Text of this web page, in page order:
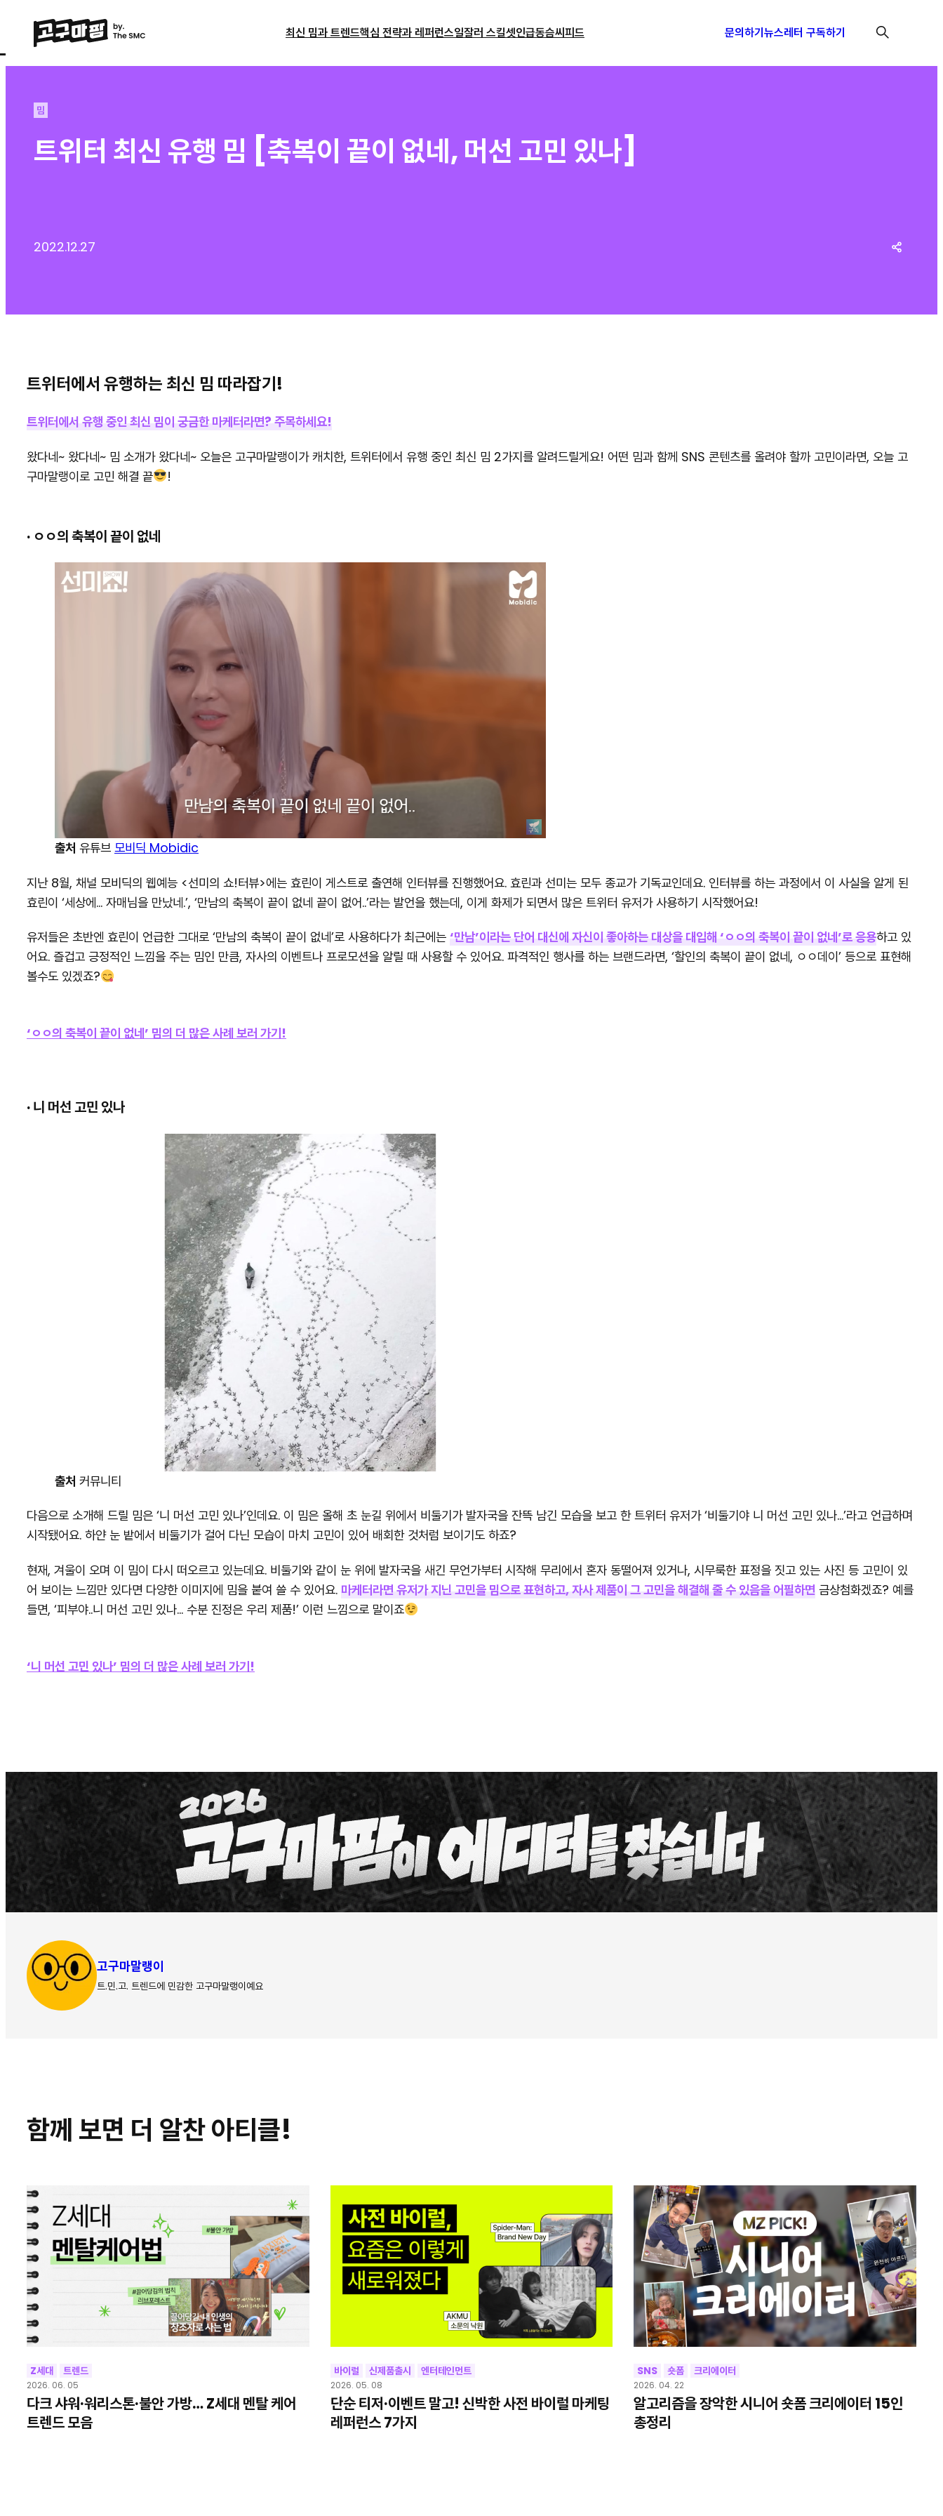
최신 밈과 트렌드핵심 전략과 레퍼런스일잘러 스킬셋인급동슴씨피드 문의하기뉴스레터 구독하기
밈
트위터 최신 유행 밈 [축복이 끝이 없네, 머선 고민 있나]
2022.12.27
트위터에서 유행하는 최신 밈 따라잡기!
트위터에서 유행 중인 최신 밈이 궁금한 마케터라면? 주목하세요!
왔다네~ 왔다네~ 밈 소개가 왔다네~ 오늘은 고구마말랭이가 캐치한, 트위터에서 유행 중인 최신 밈 2가지를 알려드릴게요! 어떤 밈과 함께 SNS 콘텐츠를 올려야 할까 고민이라면, 오늘 고
구마말랭이로 고민 해결 끝
!
· ㅇㅇ의 축복이 끝이 없네
출처 유튜브 모비딕 Mobidic
지난 8월, 채널 모비딕의 웹예능 <선미의 쇼!터뷰>에는 효린이 게스트로 출연해 인터뷰를 진행했어요. 효린과 선미는 모두 종교가 기독교인데요. 인터뷰를 하는 과정에서 이 사실을 알게 된
효린이 ‘세상에… 자매님을 만났네.’, ‘만남의 축복이 끝이 없네 끝이 없어..’라는 발언을 했는데, 이게 화제가 되면서 많은 트위터 유저가 사용하기 시작했어요!
유저들은 초반엔 효린이 언급한 그대로 ‘만남의 축복이 끝이 없네’로 사용하다가 최근에는 ‘만남’이라는 단어 대신에 자신이 좋아하는 대상을 대입해 ‘ㅇㅇ의 축복이 끝이 없네’로 응용하고 있
어요. 즐겁고 긍정적인 느낌을 주는 밈인 만큼, 자사의 이벤트나 프로모션을 알릴 때 사용할 수 있어요. 파격적인 행사를 하는 브랜드라면, ‘할인의 축복이 끝이 없네, ㅇㅇ데이’ 등으로 표현해
볼수도 있겠죠?
‘ㅇㅇ의 축복이 끝이 없네’ 밈의 더 많은 사례 보러 가기!
· 니 머선 고민 있나
출처 커뮤니티
다음으로 소개해 드릴 밈은 ‘니 머선 고민 있나’인데요. 이 밈은 올해 초 눈길 위에서 비둘기가 발자국을 잔뜩 남긴 모습을 보고 한 트위터 유저가 ‘비둘기야 니 머선 고민 있나…’라고 언급하며
시작됐어요. 하얀 눈 밭에서 비둘기가 걸어 다닌 모습이 마치 고민이 있어 배회한 것처럼 보이기도 하죠?
현재, 겨울이 오며 이 밈이 다시 떠오르고 있는데요. 비둘기와 같이 눈 위에 발자국을 새긴 무언가부터 시작해 무리에서 혼자 동떨어져 있거나, 시무룩한 표정을 짓고 있는 사진 등 고민이 있
어 보이는 느낌만 있다면 다양한 이미지에 밈을 붙여 쓸 수 있어요. 마케터라면 유저가 지닌 고민을 밈으로 표현하고, 자사 제품이 그 고민을 해결해 줄 수 있음을 어필하면 금상첨화겠죠? 예를
들면, ‘피부야..니 머선 고민 있나… 수분 진정은 우리 제품!’ 이런 느낌으로 말이죠
‘니 머선 고민 있나’ 밈의 더 많은 사례 보러 가기!
고구마말랭이
트.민.고. 트렌드에 민감한 고구마말랭이예요
함께 보면 더 알찬 아티클!
Z세대 트렌드
2026. 06. 05
다크 샤워·워리스톤·불안 가방… Z세대 멘탈 케어
트렌드 모음
바이럴 신제품출시 엔터테인먼트
2026. 05. 08
단순 티저·이벤트 말고! 신박한 사전 바이럴 마케팅
레퍼런스 7가지
SNS 숏폼 크리에이터
2026. 04. 22
알고리즘을 장악한 시니어 숏폼 크리에이터 15인
총정리